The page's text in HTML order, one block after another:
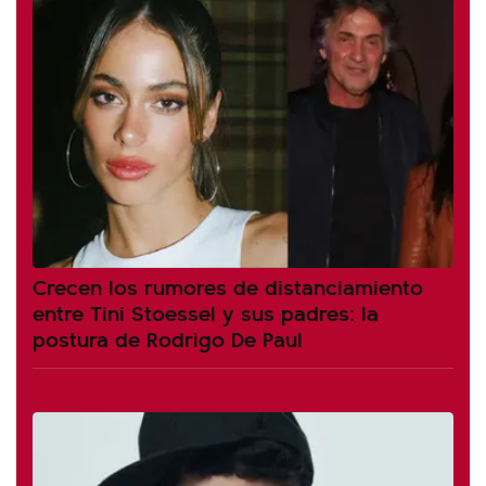
Crecen los rumores de distanciamiento
entre Tini Stoessel y sus padres: la
postura de Rodrigo De Paul